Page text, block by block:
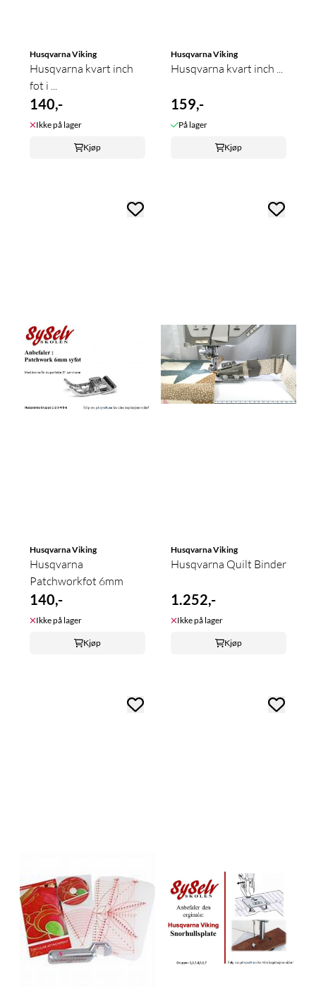
Husqvarna Viking
Husqvarna kvart inch
fot i ...
140,-
Ikke på lager
Kjøp
Husqvarna Viking
Husqvarna kvart inch ...
159,-
På lager
Kjøp
Husqvarna Viking
Husqvarna
Patchworkfot 6mm
140,-
Ikke på lager
Kjøp
Husqvarna Viking
Husqvarna Quilt Binder
1.252,-
Ikke på lager
Kjøp